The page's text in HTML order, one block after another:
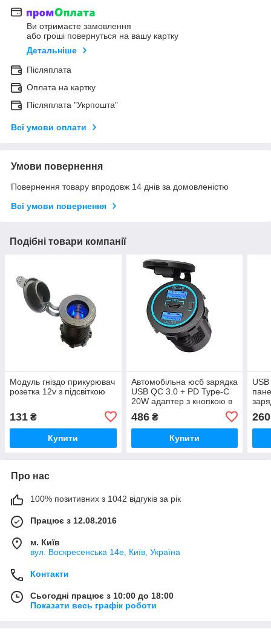
Ви отримаєте замовлення
або гроші повернуться на вашу картку
Детальніше
Післяплата
Оплата на картку
Післяплата "Укрпошта"
Всі умови оплати
Умови повернення
Повернення товару впродовж 14 днів за домовленістю
Всі умови повернення
Подібні товари компанії
Модуль гніздо прикурювач
розетка 12v з підсвіткою
131 ₴
Купити
Автомобільна юсб зарядка
USB QC 3.0 + PD Type-C
20W адаптер з кнопкою в
486₴
Купити
260
Про нас
100% позитивних з 1042 відгуків за рік
Працює з 12.08.2016
м. Київ
вул. Воскресенська 14е, Київ, Україна
Контакти
Сьогодні працює з 10:00 до 18:00
Показати весь графік роботи